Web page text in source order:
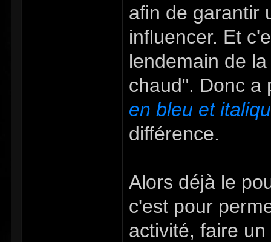
afin de garantir
influencer. Et
lendemain de
chaud". Donc a
en bleu et
différence.
Alors déjà le
c'est pour
activité, faire